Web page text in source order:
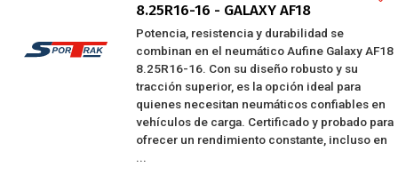
8.25R16-16 - GALAXY AF18
Potencia, resistencia y durabilidad se
combinan en el neumático Aufine Galaxy AF18
8.25R16-16. Con su diseño robusto y su
tracción superior, es la opción ideal para
quienes necesitan neumáticos confiables en
vehículos de carga. Certificado y probado para
ofrecer un rendimiento constante, incluso en
...